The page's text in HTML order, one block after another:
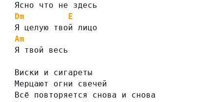
Ясно что не здесь
Dm
E
Я целую твой лицо
Am
Я твой весь
Виски и сигареты
Мерцают огни свечей
Всё повторяется снова и снова